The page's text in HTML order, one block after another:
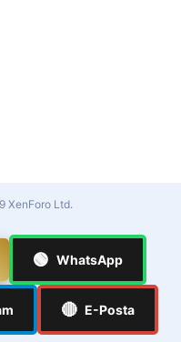
XenForo Ltd.
🟢 WhatsApp
🔴 E-Posta